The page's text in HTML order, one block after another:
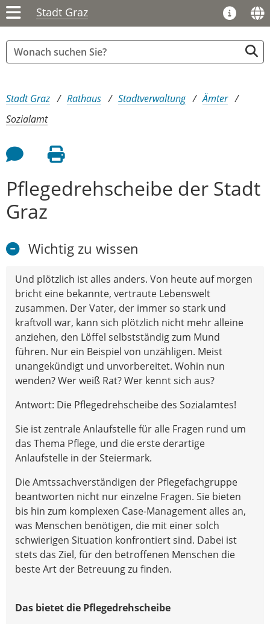
Stadt Graz
Sie sind hier:
Stadt Graz Rathaus Stadtverwaltung
Ämter
Sozialamt
Feedback an Autor
Seite drucken
Pflegedrehscheibe der Stadt
Graz
Wichtig zu wissen
Und plötzlich ist alles anders. Von heute auf morgen
bricht eine bekannte, vertraute Lebenswelt
zusammen. Der Vater, der immer so stark und
kraftvoll war, kann sich plötzlich nicht mehr alleine
anziehen, den Löffel selbstständig zum Mund
führen. Nur ein Beispiel von unzähligen. Meist
unangekündigt und unvorbereitet. Wohin nun
wenden? Wer weiß Rat? Wer kennt sich aus?
Antwort: Die Pflegedrehscheibe des Sozialamtes!
Sie ist zentrale Anlaufstelle für alle Fragen rund um
das Thema Pflege, und die erste derartige
Anlaufstelle in der Steiermark.
Die Amtssachverständigen der Pflegefachgruppe
beantworten nicht nur einzelne Fragen. Sie bieten
bis hin zum komplexen Case-Management alles an,
was Menschen benötigen, die mit einer solch
schwierigen Situation konfrontiert sind. Dabei ist
stets das Ziel, für den betroffenen Menschen die
beste Art der Betreuung zu finden.
Das bietet die Pflegedrehscheibe